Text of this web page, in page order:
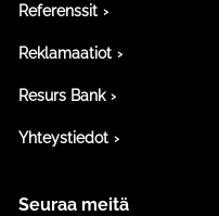
Referenssit
Reklamaatiot
Resurs Bank
Yhteystiedot
Seuraa meitä